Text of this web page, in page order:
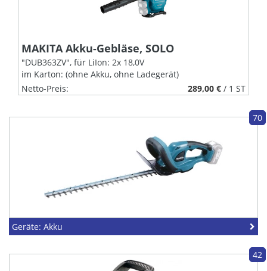
MAKITA Akku-Gebläse, SOLO
"DUB363ZV", für LiIon: 2x 18,0V
im Karton: (ohne Akku, ohne Ladegerät)
Netto-Preis:
289,00 € / 1 ST
70
Geräte: Akku
42